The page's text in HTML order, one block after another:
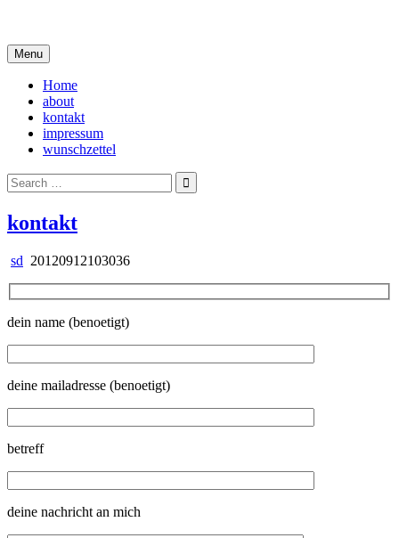
content
Menu
Home
about
kontakt
impressum
wunschzettel
Search
for:
kontakt
sd 20120912103036
dein name (benoetigt)
deine mailadresse (benoetigt)
betreff
deine nachricht an mich